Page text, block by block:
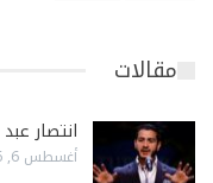
مقالات
انتصار
أغسطس 6, 2026